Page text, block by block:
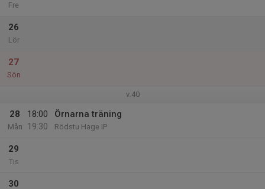
Fre
26
Lör
27
Sön
v.40
28
Mån
18:00
19:30
Örnarna träning
Rödstu Hage IP
29
Tis
30